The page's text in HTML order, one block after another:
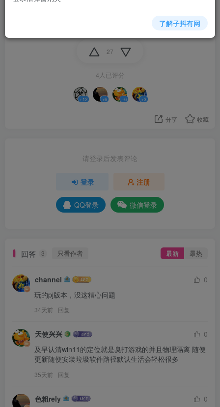
闭，导致我花了大量时间用来迁移收藏夹和自动填充密
27
4人已评分
+12 +6 +6 +3
分享 收藏
请登录后发表评论
登录 注册
QQ登录 微信登录
回答 3 只看作者 最新 最热
channel
0
玩的pj版本，没这糟心问题
34天前 回复
天使兴兴
0
及早认清win11的定位就是臭打游戏的并且物理隔离 随便
更新随便安装垃圾软件路径默认生活会轻松很多
35天前 回复
色粗rely 0
了解子抖有网